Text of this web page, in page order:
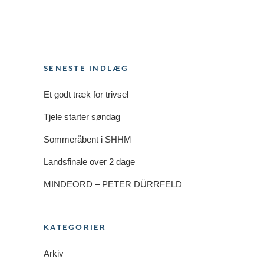
SENESTE INDLÆG
Et godt træk for trivsel
Tjele starter søndag
Sommeråbent i SHHM
Landsfinale over 2 dage
MINDEORD – PETER DÜRRFELD
KATEGORIER
Arkiv